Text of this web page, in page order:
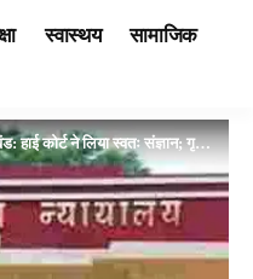
स्वास्थय सामाजिक
कोर्ट ने लिया स्वतः संज्ञान; गृह सचिव और DGP तलब,